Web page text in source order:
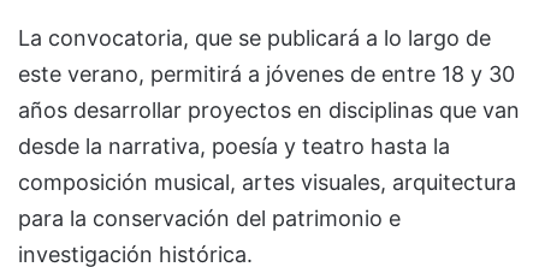
La convocatoria, que se publicará a lo largo de
este verano, permitirá a jóvenes de entre 18 y 30
años desarrollar proyectos en disciplinas que van
desde la narrativa, poesía y teatro hasta la
composición musical, artes visuales, arquitectura
para la conservación del patrimonio e
investigación histórica.